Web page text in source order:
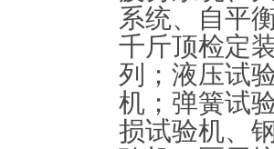
系统、自平
千斤顶检定
列；液压试
机；弹簧试
损试验机、